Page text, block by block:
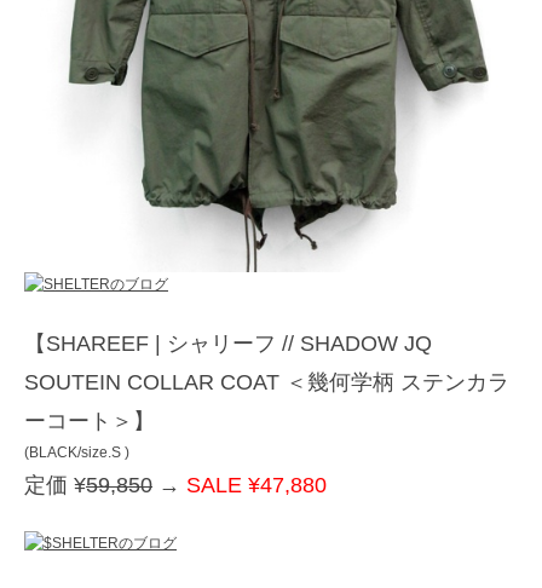
【SHAREEF | シャリーフ // SHADOW JQ
SOUTEIN COLLAR COAT ＜幾何学柄 ステンカラ
ーコート＞】
(BLACK/size.S )
定価 ¥59,850 → SALE ¥47,880